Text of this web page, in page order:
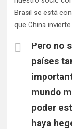
Brasil se está
que China
Pero no
países
mundo
poder
haya